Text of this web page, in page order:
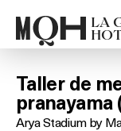
LA
Taller de
pranayama
Arya Stadium by